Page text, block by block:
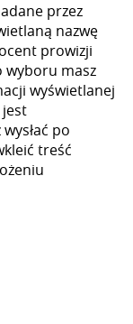
przez
nazwę
prowizji
wyboru masz
wyświetlanej
po
treść